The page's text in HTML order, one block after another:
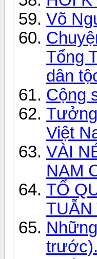
Võ
Tổng
dân
Cộng
Việt
VÀI
NAM
TỔ
TUẪN
trước).